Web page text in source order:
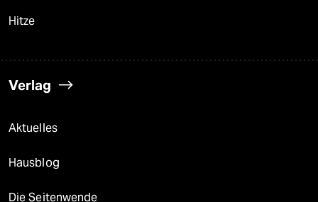
Hitze
Verlag
Aktuelles
Hausblog
Die Seitenwende